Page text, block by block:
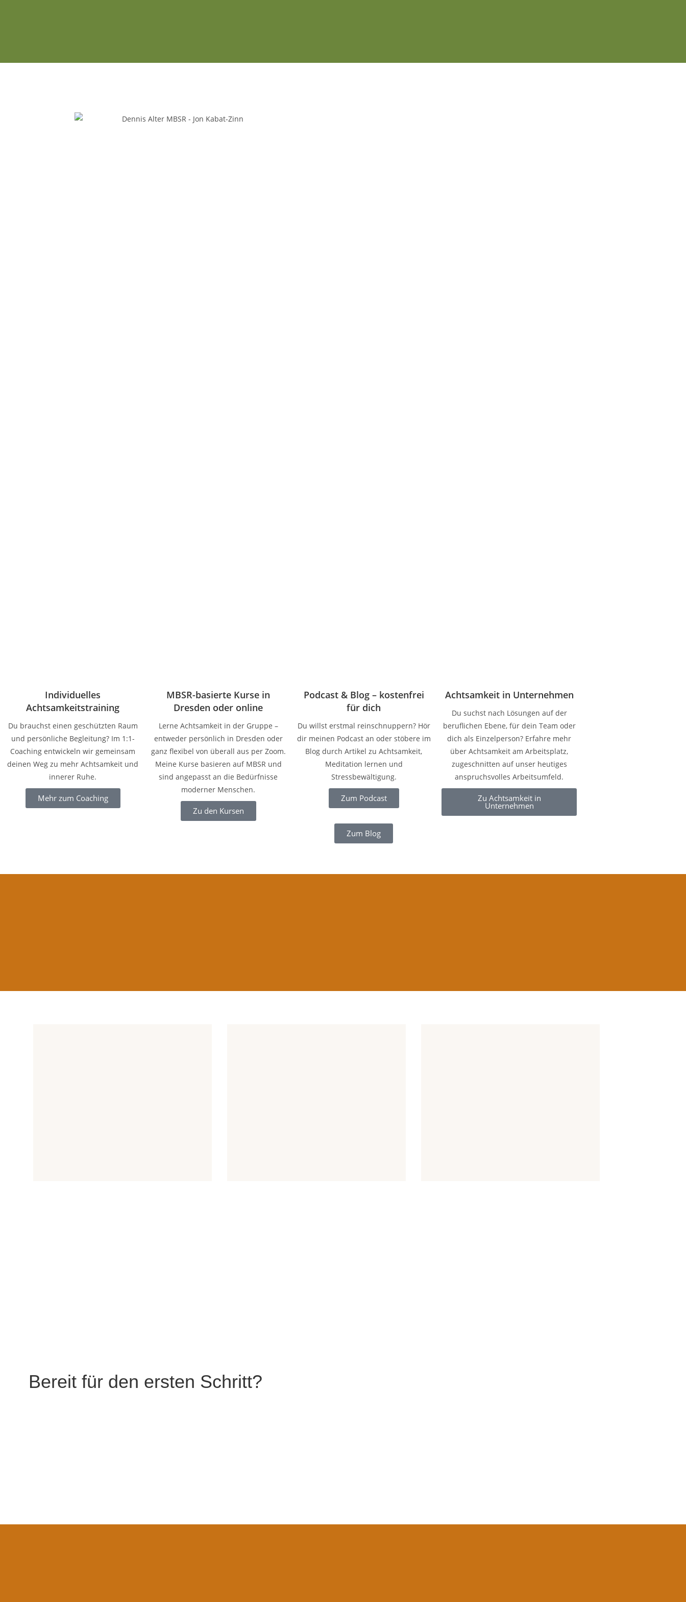
Individuelles
Achtsamkeitstraining
Du brauchst einen geschützten Raum
und persönliche Begleitung? Im 1:1-
Coaching entwickeln wir gemeinsam
deinen Weg zu mehr Achtsamkeit und
innerer Ruhe.
Mehr zum Coaching
MBSR-basierte Kurse in
Dresden oder online
Lerne Achtsamkeit in der Gruppe –
entweder persönlich in Dresden oder
ganz flexibel von überall aus per Zoom.
Meine Kurse basieren auf MBSR und
sind angepasst an die Bedürfnisse
moderner Menschen.
Zu den Kursen
Podcast & Blog – kostenfrei
für dich
Du willst erstmal reinschnuppern? Hör
dir meinen Podcast an oder stöbere im
Blog durch Artikel zu Achtsamkeit,
Meditation lernen und
Stressbewältigung.
Zum Podcast
Zum Blog
Achtsamkeit in Unternehmen
Du suchst nach Lösungen auf der
beruflichen Ebene, für dein Team oder
dich als Einzelperson? Erfahre mehr
über Achtsamkeit am Arbeitsplatz,
zugeschnitten auf unser heutiges
anspruchsvolles Arbeitsumfeld.
Zu Achtsamkeit in
Unternehmen
Bereit für den ersten Schritt?